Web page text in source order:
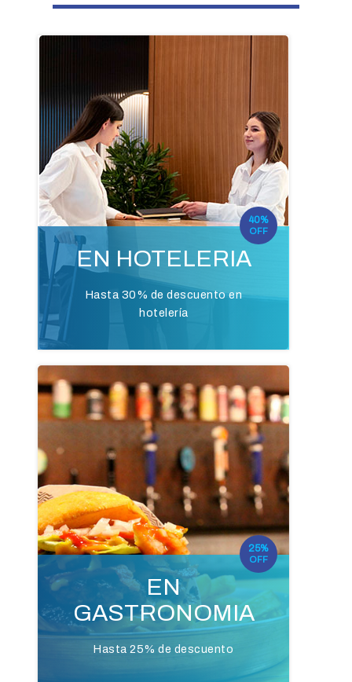
40%
OFF
EN HOTELERIA
Hasta 30% de descuento en
hotelería
25%
OFF
EN
GASTRONOMIA
Hasta 25% de descuento